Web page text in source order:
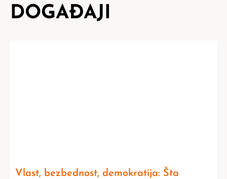
DOGAĐAJI
Vlast, bezbednost, demokratija: Šta